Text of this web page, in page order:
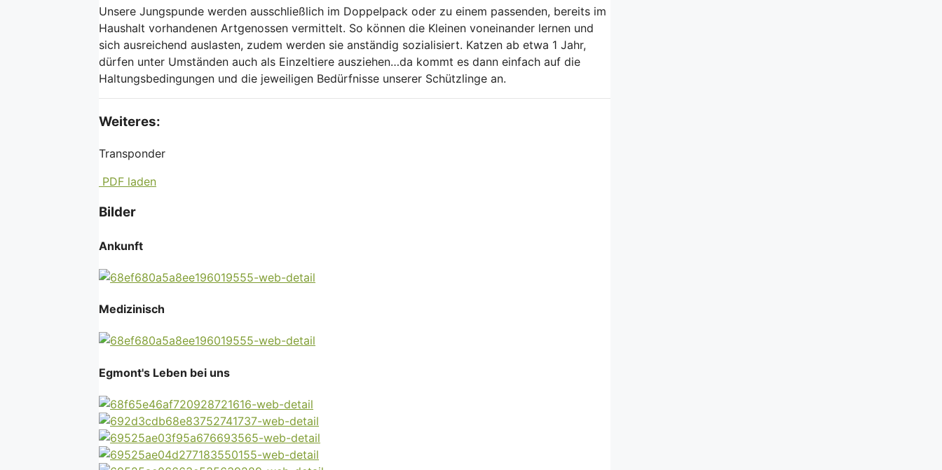
Unsere Jungspunde werden ausschließlich im Doppelpack oder zu einem passenden, bereits im
Haushalt vorhandenen Artgenossen vermittelt. So können die Kleinen voneinander lernen und
sich ausreichend auslasten, zudem werden sie anständig sozialisiert. Katzen ab etwa 1 Jahr,
dürfen unter Umständen auch als Einzeltiere ausziehen…da kommt es dann einfach auf die
Haltungsbedingungen und die jeweiligen Bedürfnisse unserer Schützlinge an.
Weiteres:
Transponder
PDF laden
Bilder
Ankunft
Medizinisch
Egmont's Leben bei uns